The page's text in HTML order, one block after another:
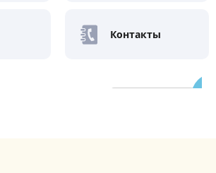
Контакты